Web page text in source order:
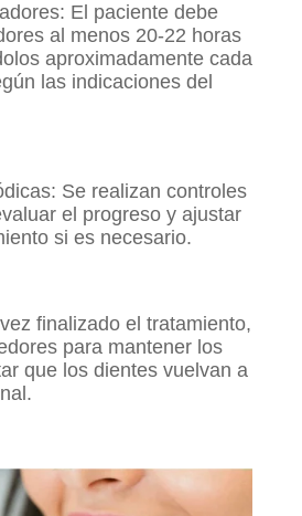
El paciente debe
al menos 20-22 horas
aproximadamente cada
las indicaciones del
Se realizan controles
el progreso y ajustar
si es necesario.
finalizado el tratamiento,
para mantener los
que los dientes vuelvan a